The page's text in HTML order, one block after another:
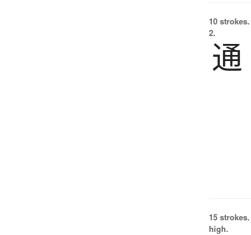
10 strokes.
2.
通
15 strokes.
high.